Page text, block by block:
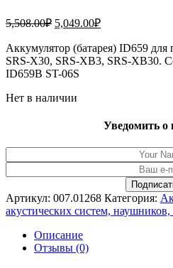
5,508.00₽ Первоначальная
составляла
5,508.00₽.
5,049.00₽Текущая
5,049.00₽.
Аккумулятор (батарея) ID659 для
SRS-X30, SRS-XB3, SRS-XB30.
ID659B ST-06S
Нет в наличии
Уведомить о
Артикул: 007.01268 Категория:
акустических систем, наушников,
Описание
Отзывы (0)